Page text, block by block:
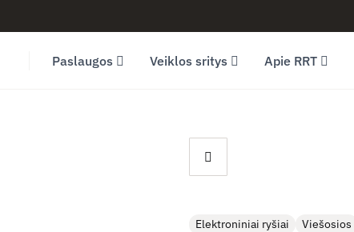
Paslaugos Veiklos sritys Apie RRT
Elektroniniai ryšiai Viešosios